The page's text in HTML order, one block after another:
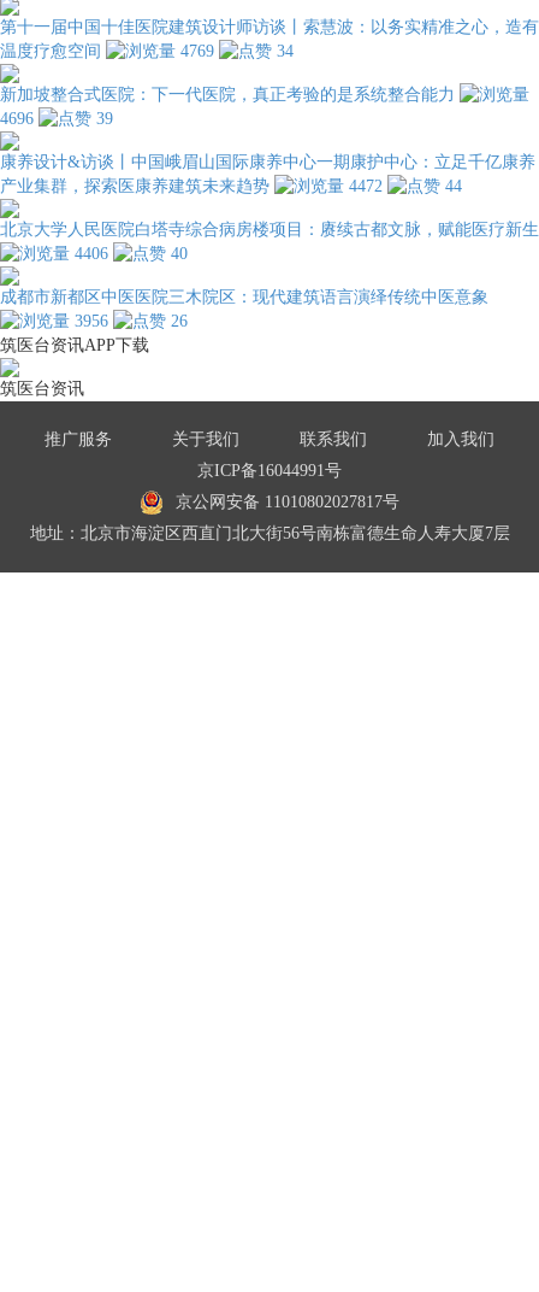
第十一届中国十佳医院建筑设计师访谈丨索慧波：以务实精准之心，造有
温度疗愈空间
4769 34
新加坡整合式医院：下一代医院，真正考验的是系统整合能力
4696
39
康养设计&访谈丨中国峨眉山国际康养中心一期康护中心：立足千亿康养
产业集群，探索医康养建筑未来趋势
4472 44
北京大学人民医院白塔寺综合病房楼项目：赓续古都文脉，赋能医疗新生
4406
40
成都市新都区中医医院三木院区：现代建筑语言演绎传统中医意象
3956
26
筑医台资讯APP下载
筑医台资讯
推广服务 关于我们 联系我们
加入我们
京ICP备16044991号
京公网安备 11010802027817号
地址：北京市海淀区西直门北大街56号南栋富德生命人寿大厦7层